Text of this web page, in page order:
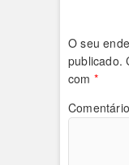
O seu
publicado.
com *